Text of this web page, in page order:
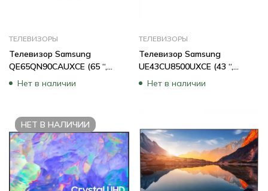
ТЕЛЕВИЗОРЫ
Телевизор Samsung
QE65QN90CAUXCE (65 “,
Smart TV, Серебро)
Нет в наличии
ТЕЛЕВИЗОРЫ
Телевизор Samsung
UE43CU8500UXCE (43 “,
Smart TV, Черный)
Нет в наличии
НЕТ В НАЛИЧИИ